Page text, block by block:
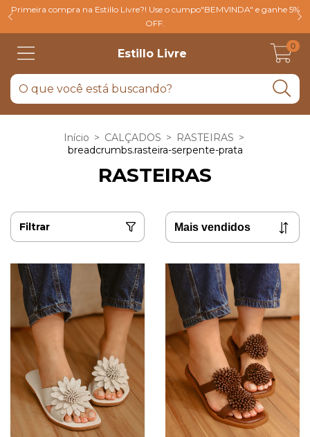
Primeira compra na Estillo Livre?! Use o cumpo"BEMVINDA" e ganhe 5%
OFF.
Estillo Livre
0
Início > CALÇADOS > RASTEIRAS >
breadcrumbs.rasteira-serpente-prata
RASTEIRAS
Filtrar